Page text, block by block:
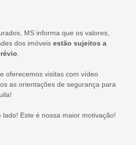
MS informa que os valores,
dos imóveis estão sujeitos a
oferecemos visitas com vídeo
as orientações de segurança para
Este é nossa maior motivação!